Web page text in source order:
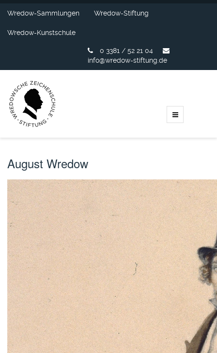
Wredow-Sammlungen Wredow-Stiftung
Wredow-Kunstschule
0 3381 / 52 21 04
info@wredow-stiftung.de
August Wredow